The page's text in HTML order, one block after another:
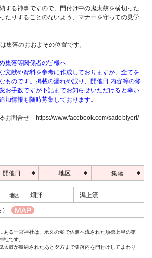
する神事ですので、門付け中の鬼太鼓を横切った
たりすることのないよう、マナーを守っての見学
集落のおおよその位置です。
集落等関係者の皆様へ
文献や資料を参考に作成しておりますが、全てを
ものです。掲載の漏れや誤り、開催日 内容等の修
お手数ですが下記までお知らせいただけると幸い
加情報も随時募集しております。
お問合せ https://www.facebook.com/sadobiyori/
開催日 地区 集落
潟上流
畑野
ある一宮神社は、承久の変で佐渡へ流された順徳上皇の第
社です。
太鼓が奉納されたあと夕方まで集落内を門付けしてまわり